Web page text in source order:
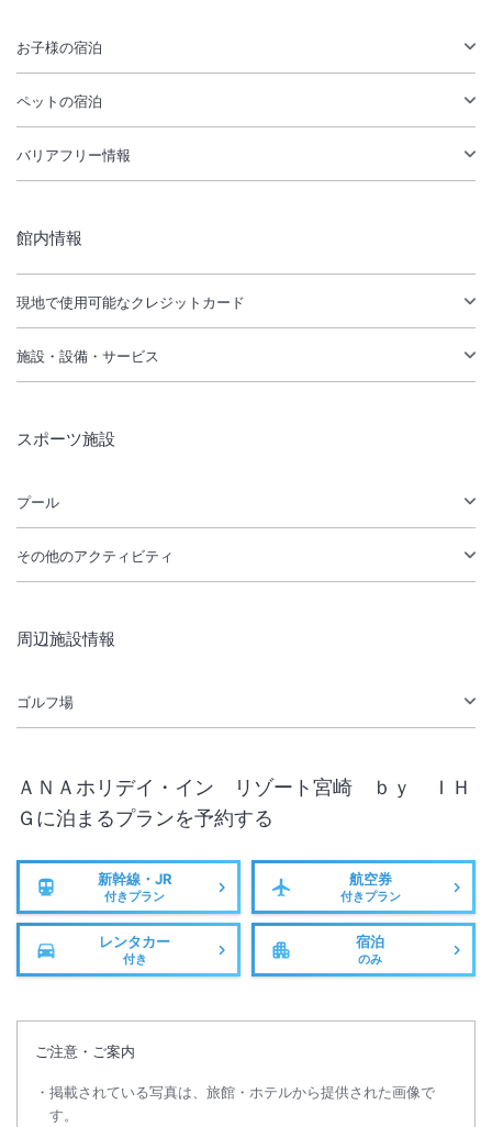
お子様の宿泊
ペットの宿泊
バリアフリー情報
館内情報
現地で使用可能なクレジットカード
施設・設備・サービス
スポーツ施設
プール
その他のアクティビティ
周辺施設情報
ゴルフ場
ＡＮＡホリデイ・イン リゾート宮崎 ｂｙ ＩＨ
Ｇ に泊まるプランを予約する
新幹線・JR
付きプラン
航空券
付きプラン
レンタカー
付き
宿泊
のみ
ご注意・ご案内
掲載されている写真は、旅館・ホテルから提供された画像で
す。